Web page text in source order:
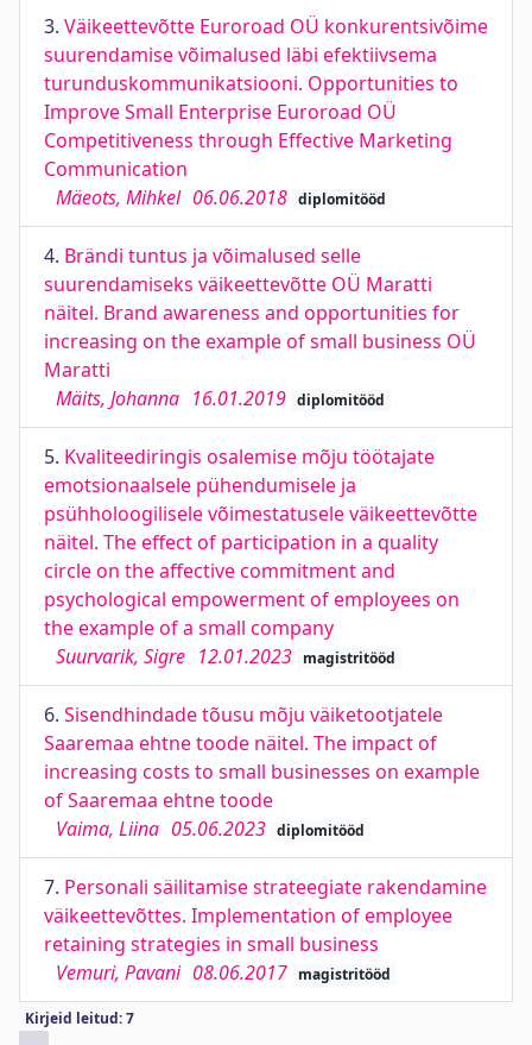
3. Väikeettevõtte Euroroad OÜ konkurentsivõime
suurendamise võimalused läbi efektiivsema
turunduskommunikatsiooni. Opportunities to
Improve Small Enterprise Euroroad OÜ
Competitiveness through Effective Marketing
Communication
Mäeots, Mihkel 06.06.2018 diplomitööd
4. Brändi tuntus ja võimalused selle
suurendamiseks väikeettevõtte OÜ Maratti
näitel. Brand awareness and opportunities for
increasing on the example of small business OÜ
Maratti
Mäits, Johanna 16.01.2019 diplomitööd
5. Kvaliteediringis osalemise mõju töötajate
emotsionaalsele pühendumisele ja
psühholoogilisele võimestatusele väikeettevõtte
näitel. The effect of participation in a quality
circle on the affective commitment and
psychological empowerment of employees on
the example of a small company
Suurvarik, Sigre 12.01.2023 magistritööd
6. Sisendhindade tõusu mõju väiketootjatele
Saaremaa ehtne toode näitel. The impact of
increasing costs to small businesses on example
of Saaremaa ehtne toode
Vaima, Liina 05.06.2023 diplomitööd
7. Personali säilitamise strateegiate rakendamine
väikeettevõttes. Implementation of employee
retaining strategies in small business
Vemuri, Pavani 08.06.2017 magistritööd
Kirjeid leitud: 7